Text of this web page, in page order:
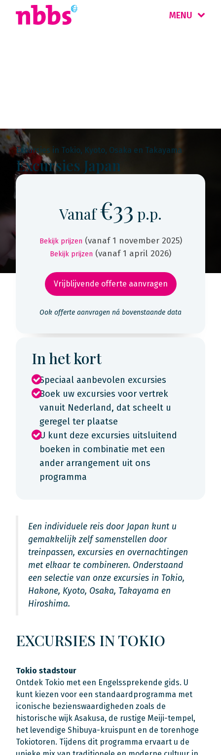
MENU
Excursies in Tokio, Kyoto, Osaka en Takayama
Excursies Japan
Vanaf€33 p.p.
Bekijk prijzen (vanaf 1 november 2025)
Bekijk prijzen (vanaf 1 april 2026)
Vrijblijvende offerte aanvragen
Ook offerte aanvragen ná bovenstaande data
In het kort
Speciaal aanbevolen excursies
Boek uw excursies voor vertrek
vanuit Nederland, dat scheelt u
geregel ter plaatse
U kunt deze excursies uitsluitend
boeken in combinatie met een
ander arrangement uit ons
programma
Een individuele reis door Japan kunt u
gemakkelijk zelf samenstellen door
treinpassen, excursies en overnachtingen
met elkaar te combineren. Onderstaand
een selectie van onze excursies in Tokio,
Hakone, Kyoto, Osaka, Takayama en
Hiroshima.
EXCURSIES IN TOKIO
Tokio stadstour
Ontdek Tokio met een Engelssprekende gids. U
kunt kiezen voor een standaardprogramma met
iconische bezienswaardigheden zoals de
historische wijk Asakusa, de rustige Meiji-tempel,
het levendige Shibuya-kruispunt en de torenhoge
Tokiotoren. Tijdens dit programma ervaart u de